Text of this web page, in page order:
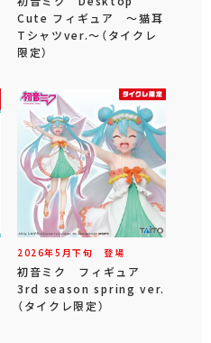
Cute フィギュア ～猫耳
Tシャツver.～（タイクレ
限定）
2026年5 月下旬 登場
初音ミク フィギュア
3rd season spring ver.
（タイクレ限定）